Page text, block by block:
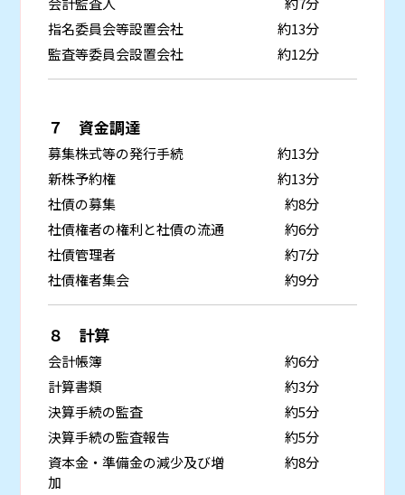
指名委員会等設置会社
約13分
監査等委員会設置会社
約12分
７ 資金調達
募集株式等の発行手続
約13分
新株予約権
約13分
社債の募集
約8分
社債権者の権利と社債の流通
約6分
社債管理者
約7分
社債権者集会
約9分
８ 計算
会計帳簿
約6分
計算書類
約3分
決算手続の監査
約5分
決算手続の監査報告
約5分
資本金・準備金の減少及び増
加
約8分